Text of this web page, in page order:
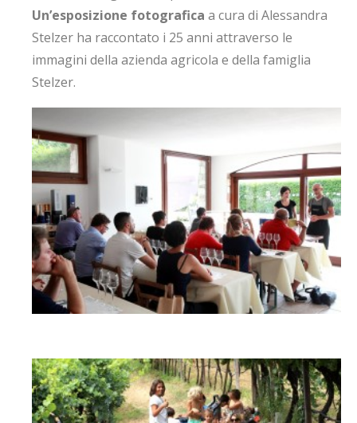
Un’esposizione fotografica a cura di Alessandra
Stelzer ha raccontato i 25 anni attraverso le
immagini della azienda agricola e della famiglia
Stelzer.